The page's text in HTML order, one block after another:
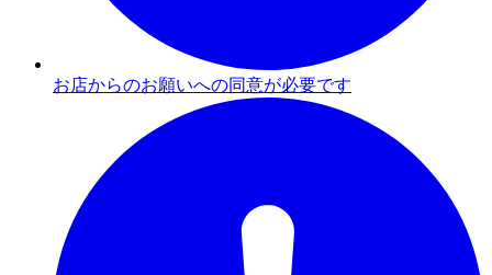
お店からのお願いへの同意が必要です